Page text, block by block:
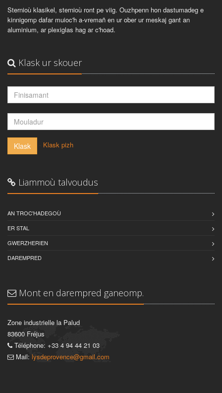
Sternioù klasikel, sternioù ront pe viig. Ouzhpenn hon dastumadeg e
kinnigomp dafar muioc'h a-vremañ en ur ober ur meskaj gant an
aluminium, ar plexiglas hag ar c'hoad.
Klask ur skouer
Klask Klask pizh
Liammoù talvoudus
AN TROC'HADEGOÙ
ER STAL
GWERZHERIEN
DAREMPRED
Mont en darempred ganeomp.
Zone industrielle la Palud
83600 Fréjus
Téléphone: +33 4 94 44 21 03
Mail: lysdeprovence@gmail.com